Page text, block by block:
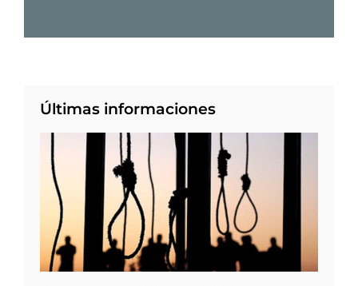
Últimas informaciones